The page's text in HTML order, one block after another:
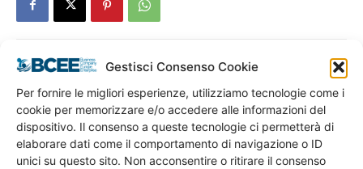
Gestisci Consenso Cookie
Per fornire le migliori esperienze, utilizziamo tecnologie come i
cookie per memorizzare e/o accedere alle informazioni del
dispositivo. Il consenso a queste tecnologie ci permetterà di
elaborare dati come il comportamento di navigazione o ID
unici su questo sito. Non acconsentire o ritirare il consenso
Istituito presso il Mef un fondo
di solidarietà in favore dei
proprietari di immobili occupati
abusivamente
Articolo successivo
Profumo e Profumi per la
cultura e il sociale